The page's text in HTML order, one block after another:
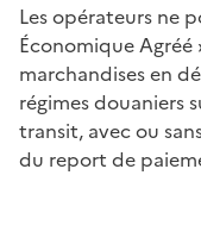
Les opérateurs ne
Économique Agréé
marchandises en
régimes douaniers
transit, avec ou
du report de